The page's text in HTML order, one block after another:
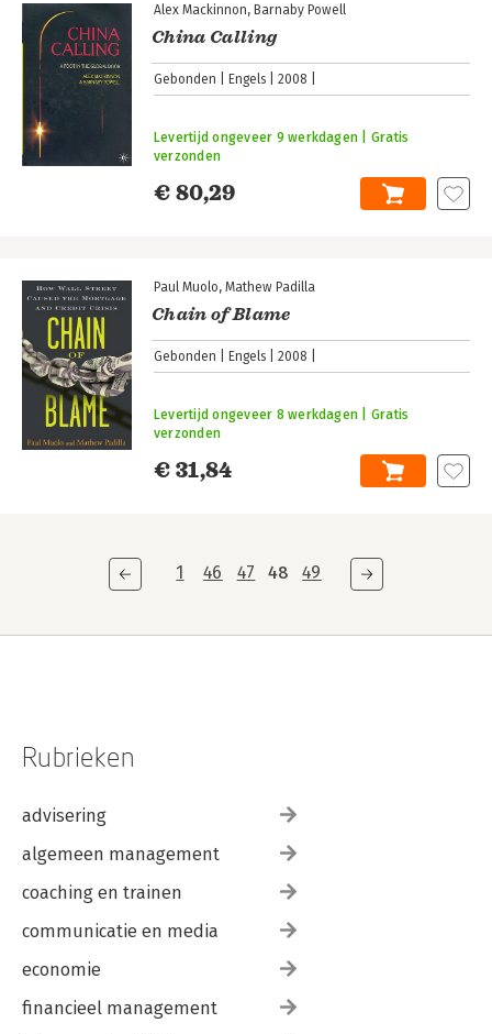
Alex Mackinnon Barnaby Powell
China Calling
Gebonden Engels 2008
€ 80,29
Levertijd ongeveer 9 werkdagen | Gratis
verzonden
Paul Muolo Mathew Padilla
Chain of Blame
Gebonden Engels 2008
€ 31,84
Levertijd ongeveer 8 werkdagen | Gratis
verzonden
1 46 47 48 49
Rubrieken
advisering
algemeen management
coaching en trainen
communicatie en media
economie
financieel management